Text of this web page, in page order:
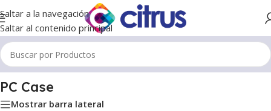
Saltar a la navegación
Saltar al contenido principal
Inicio/PC Case
PC Case
Mostrar barra lateral